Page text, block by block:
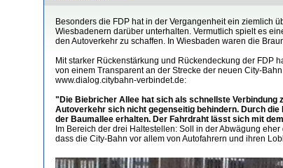
Besonders die FDP hat in der Vergangenheit ein ziemlich
Wiesbadenern darüber unterhalten. Vermutlich spielt es
den Autoverkehr zu schaffen. In Wiesbaden waren die
Mit starker Rückenstärkung und Rückendeckung der FDP
von einem Transparent an der Strecke der neuen City-
www.dialog.citybahn-verbindet.de:
"Die Biebricher Allee hat sich als schnellste Verbindung
Autoverkehr sich nicht gegenseitig behindern. Durch
der Baumallee erhalten. Der Fahrdraht lässt sich mit
Im Bereich der drei Haltestellen: Soll in der Abwägung
dass die City-Bahn vor allem von Autofahrern und ihren